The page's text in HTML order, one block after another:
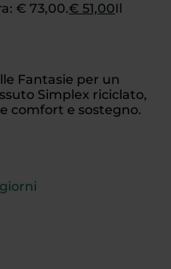
€ 73,00.€ 51,00Il
Fantasie per un
Simplex riciclato,
comfort e sostegno.